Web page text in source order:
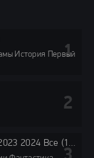
Котострофа 1 Сезон Сериал 2023 2024 Все (1-10 Серии) подряд